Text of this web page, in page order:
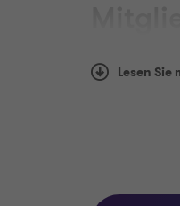
Institut
Lesen Sie